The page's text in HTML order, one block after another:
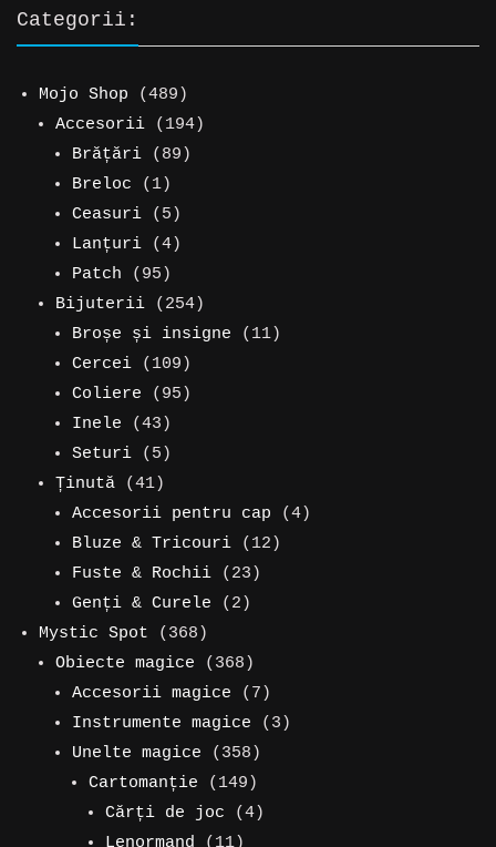
Categorii:
Mojo Shop 489489
de
produse
Accesorii 194194
Brățări 8989
Breloc 11
produs
Ceasuri 55
produse
Lanțuri 44
Patch 9595
de
produse
Bijuterii 254254
de
Broșe și insigne 1111
Cercei 109109
produse
Coliere 9595
Inele 4343
de
produse
Seturi 55
produse
Ținută 4141
de
produse
Accesorii pentru cap 44
Bluze & Tricouri 1212
Fuste & Rochii 2323
Genți & Curele 22
Mystic Spot 368368
de
produse
Obiecte magice 368368
de
produse
Accesorii magice 77
produse
Instrumente magice 33
Unelte magice 358358
de
produse
Cartomanție 149149
de
Cărți de joc 44
11